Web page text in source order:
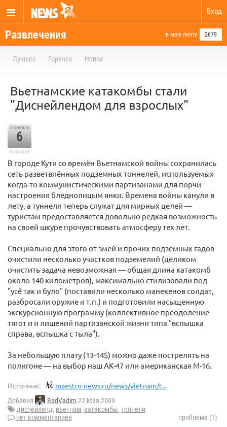
Вход
Развлечения в мою ленту 2679
Лучшее Горячее Новое
Вьетнамские катакомбы стали
"Диснейлендом для взрослых"
отметили
6
в архиве
В городе Кути со времён Вьетнамской войны сохранилась
сеть разветвлённых подземных тоннелей, используемых
когда-то коммунистическими партизанами для порчи
настроения бледнолицым янки. Времена войны канули в
лету, а туннели теперь служат для мирных целей —
туристам предоставляется довольно редкая возможность
на своей шкуре прочувствовать атмосферу тех лет.
Специально для этого от змей и прочих подземных гадов
очистили несколько участков подземелий (целиком
очистить задача невозможная — общая длина катакомб
около 140 километров), максимально стилизовали под
"усё так и було" (поставили несколько манекенов солдат,
разбросали оружие и т.п.) и подготовили насыщенную
экскурсионную программу (коллективное преодоление
тягот и и лишений партизанской жизни типа "вспышка
справа, вспышка с тыла").
За небольшую плату (13-14$) можно даже пострелять на
полигоне — на выбор наш АК-47 или американская M-16.
Источник: maestro-news.ru/news/vietnam/t...
Добавил BadVadim 22 Мая 2009
диснейленд, вьетнам, катакомбы, тоннели
нет комментариев
проблема (1)